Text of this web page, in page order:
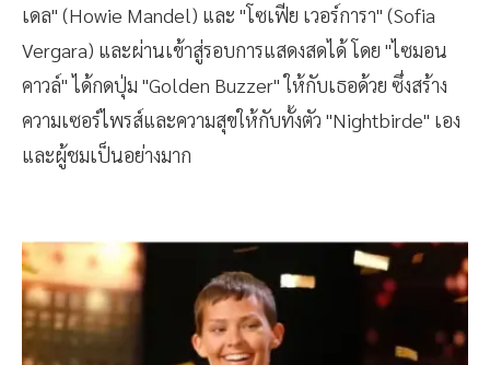
เดล" (Howie Mandel) และ "โซเฟีย เวอร์การา" (Sofia
Vergara) และผ่านเข้าสู่รอบการแสดงสดได้ โดย "ไซมอน
คาวล์" ได้กดปุ่ม "Golden Buzzer" ให้กับเธอด้วย ซึ่งสร้าง
ความเซอร์ไพรส์และความสุขให้กับทั้งตัว "Nightbirde" เอง
และผู้ชมเป็นอย่างมาก